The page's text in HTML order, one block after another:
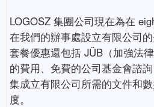
LOGOSZ 集團公司現在為在
在我們的辦事處設立有限公司
套餐優惠還包括 JÜB（加強法
的費用、免費的公司基金會諮
集成立有限公司所需的文件和
度。